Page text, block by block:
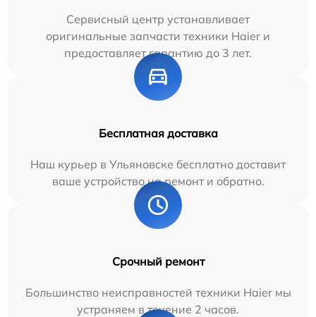
Сервисный центр устанавливает
оригинальные запчасти техники Haier и
предоставляет гарантию до 3 лет.
Бесплатная доставка
Наш курьер в Ульяновске бесплатно доставит
ваше устройство на ремонт и обратно.
Срочный ремонт
Большинство неисправностей техники Haier мы
устраняем в течение 2 часов.